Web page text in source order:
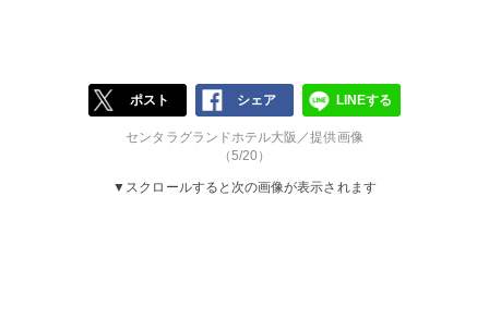
ポスト シェア LINEする
センタラグランドホテル大阪／提供画像
（5/20）
▼スクロールすると次の画像が表示されます